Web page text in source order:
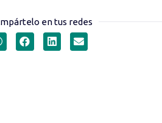
en tus redes